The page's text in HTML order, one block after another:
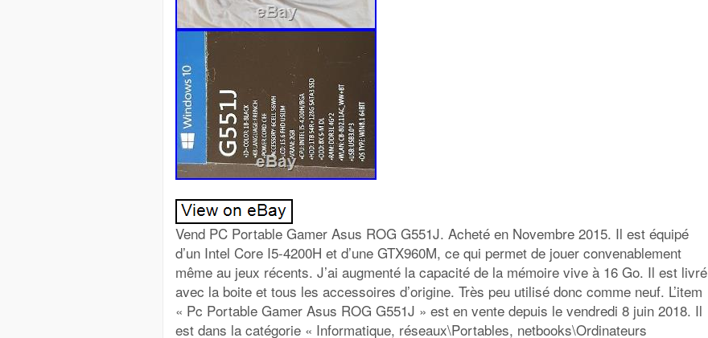
Vend PC Portable Gamer Asus ROG G551J. Acheté en Novembre 2015. Il est équipé
d’un Intel Core I5-4200H et d’une GTX960M, ce qui permet de jouer convenablement
même au jeux récents. J’ai augmenté la capacité de la mémoire vive à 16 Go. Il est livré
avec la boite et tous les accessoires d’origine. Très peu utilisé donc comme neuf. L’item
« Pc Portable Gamer Asus ROG G551J » est en vente depuis le vendredi 8 juin 2018. Il
est dans la catégorie « Informatique, réseaux\Portables, netbooks\Ordinateurs